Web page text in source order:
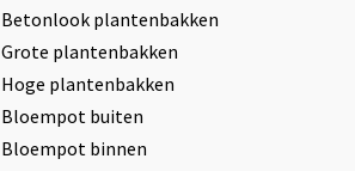
Betonlook plantenbakken
Grote plantenbakken
Hoge plantenbakken
Bloempot buiten
Bloempot binnen